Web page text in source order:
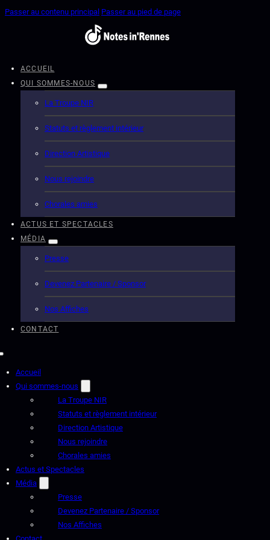
Passer au contenu principal Passer au pied de page
ACCUEIL
QUI SOMMES-NOUS
La Troupe NIR
Statuts et règlement intérieur
Direction Artistique
Nous rejoindre
Chorales amies
ACTUS ET SPECTACLES
MÉDIA
Presse
Devenez Partenaire / Sponsor
Nos Affiches
CONTACT
Accueil
Qui sommes-nous
La Troupe NIR
Statuts et règlement intérieur
Direction Artistique
Nous rejoindre
Chorales amies
Actus et Spectacles
Média
Presse
Devenez Partenaire / Sponsor
Nos Affiches